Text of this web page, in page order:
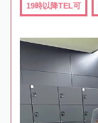
19時以降TEL可